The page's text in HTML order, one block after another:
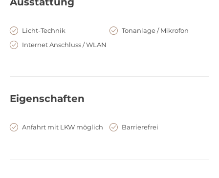
Licht-Technik
Tonanlage / Mikrofon
Internet Anschluss / WLAN
Eigenschaften
Anfahrt mit LKW möglich Barrierefrei